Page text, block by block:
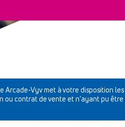
Arcade-Vyv met à votre disposition
contrat de vente et n’ayant pu